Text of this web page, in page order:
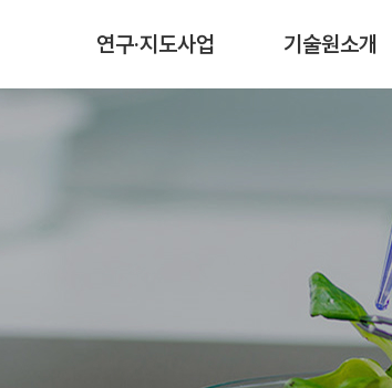
연구·지도사업 기술원소개